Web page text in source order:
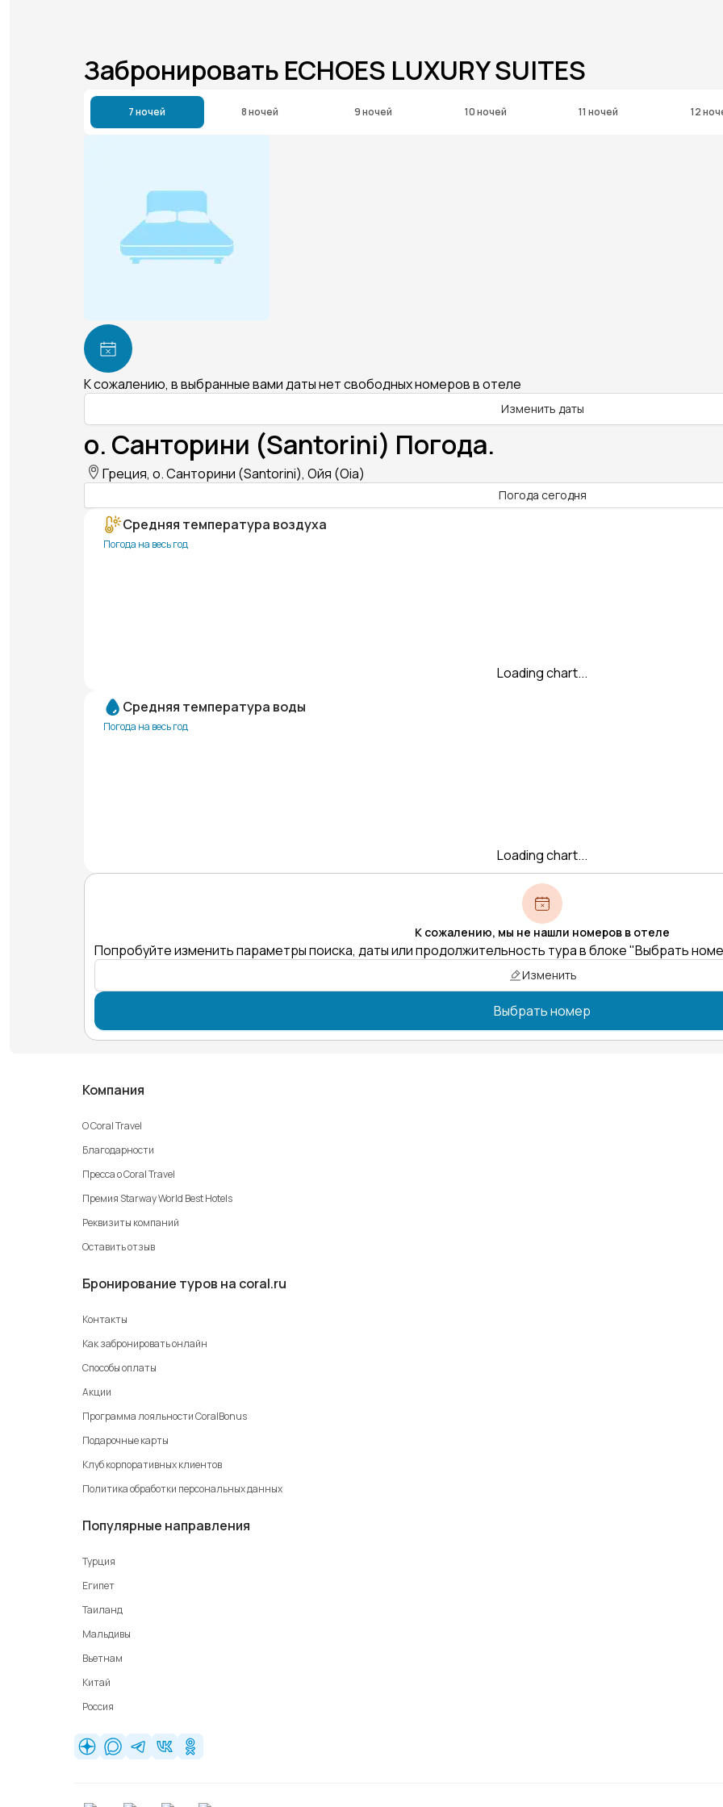
Забронировать ECHOES LUXURY SUITES
7 ночей 8 ночей 9 ночей 10 ночей 11 ночей 12
К сожалению, в выбранные вами даты нет свободных номеров в отеле
Изменить даты
о. Санторини (Santorini) Погода.
Греция, о. Санторини (Santorini), Ойя (Oia)
Погода сегодня
Средняя температура воздуха
Погода на весь год
Loading chart...
Средняя температура воды
Погода на весь год
Loading chart...
К сожалению, мы не нашли номеров в отеле
Попробуйте изменить параметры поиска, даты или продолжительность тура в блоке "Выбрать
Изменить
Выбрать номер
Компания
О Coral Travel
Благодарности
Пресса о Coral Travel
Премия Starway World Best Hotels
Реквизиты компаний
Оставить отзыв
Бронирование туров на coral.ru
Контакты
Как забронировать онлайн
Способы оплаты
Акции
Программа лояльности CoralBonus
Подарочные карты
Клуб корпоративных клиентов
Политика обработки персональных данных
Популярные направления
Турция
Египет
Таиланд
Мальдивы
Вьетнам
Китай
Россия